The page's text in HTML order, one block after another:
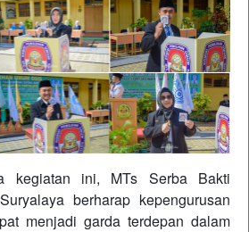
kegiatan ini, MTs Serba Bakti
berharap kepengurusan
menjadi garda terdepan dalam